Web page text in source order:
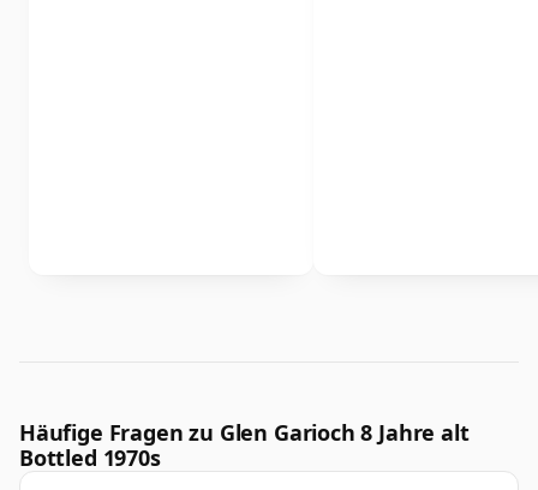
Häufige Fragen zu Glen Garioch 8 Jahre alt
Bottled 1970s